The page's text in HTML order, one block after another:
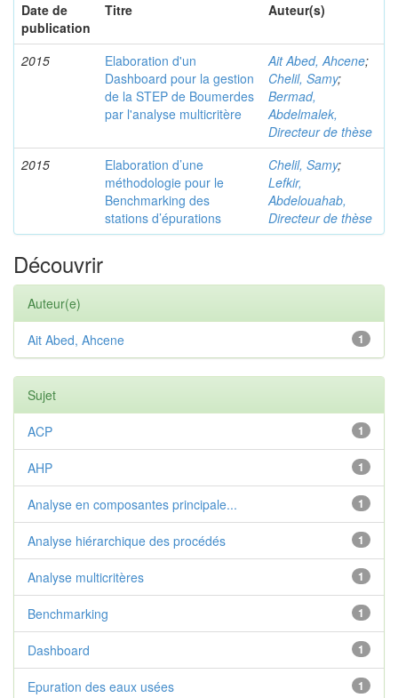
Date de
publication
Titre Auteur(s)
2015
Elaboration d'un
Dashboard pour la gestion
de la STEP de Boumerdes
par l'analyse multicritère
Ait Abed, Ahcene;
Chelil, Samy;
Bermad,
Abdelmalek,
Directeur de thèse
2015
Elaboration d’une
méthodologie pour le
Benchmarking des
stations d’épurations
Chelil, Samy;
Lefkir,
Abdelouahab,
Directeur de thèse
Découvrir
Auteur(e)
1
Ait Abed, Ahcene
Sujet
1
ACP
1
AHP
1
Analyse en composantes principale...
1
Analyse hiérarchique des procédés
1
Analyse multicritères
1
Benchmarking
1
Dashboard
1
Epuration des eaux usées